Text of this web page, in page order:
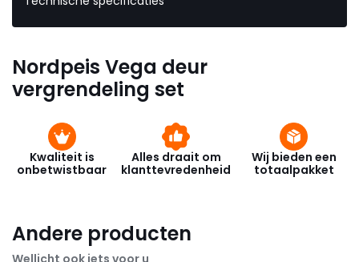
Nordpeis Vega deur
vergrendeling set
Kwaliteit is
onbetwistbaar
Alles draait om
klanttevredenheid
Wij bieden een
totaalpakket
Andere producten